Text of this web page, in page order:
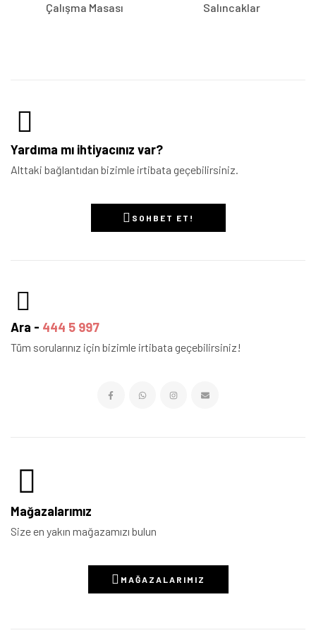
Çalışma Masası
Salıncaklar
Yardıma mı ihtiyacınız var?
Alttaki bağlantıdan bizimle irtibata geçebilirsiniz.
SOHBET ET!
Ara - 444 5 997
Tüm sorularınız için bizimle irtibata geçebilirsiniz!
Mağazalarımız
Size en yakın mağazamızı bulun
MAĞAZALARIMIZ